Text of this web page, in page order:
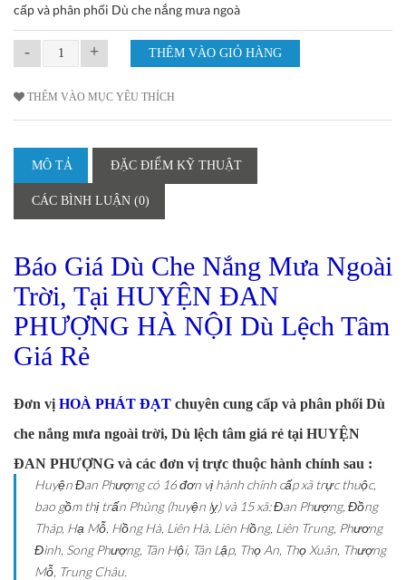
cấp và phân phối Dù che nắng mưa ngoà
- +
THÊM VÀO MỤC YÊU THÍCH
MÔ TẢ ĐẶC ĐIỂM KỸ THUẬT
CÁC BÌNH LUẬN (0)
Báo Giá Dù Che Nắng Mưa Ngoài
Trời, Tại HUYỆN ĐAN
PHƯỢNG HÀ NỘI Dù Lệch Tâm
Giá Rẻ
Đơn vị HOÀ PHÁT ĐẠT chuyên cung cấp và phân phối Dù
che nắng mưa ngoài trời, Dù lệch tâm giá rẻ tại HUYỆN
ĐAN PHƯỢNG và các đơn vị trực thuộc hành chính sau :
Huyện Đan Phượng có 16 đơn vị hành chính cấp xã trực thuộc,
bao gồm thị trấn Phùng (huyện lỵ) và 15 xã: Đan Phượng, Đồng
Tháp, Hạ Mỗ, Hồng Hà, Liên Hà, Liên Hồng, Liên Trung, Phương
Đình, Song Phượng, Tân Hội, Tân Lập, Thọ An, Thọ Xuân, Thượng
Mỗ, Trung Châu.